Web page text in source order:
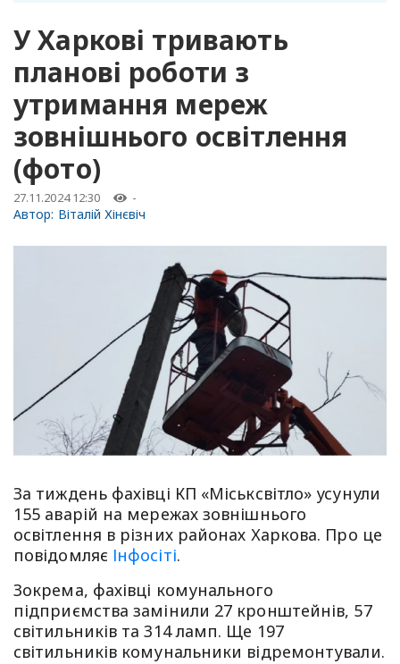
У Харкові тривають
планові роботи з
утримання мереж
зовнішнього освітлення
(фото)
27.11.2024 12:30 -
Автор: Віталій Хінєвіч
За тиждень фахівці КП «Міськсвітло» усунули
155 аварій на мережах зовнішнього
освітлення в різних районах Харкова. Про це
повідомляє Інфосіті.
Зокрема, фахівці комунального
підприємства замінили 27 кронштейнів, 57
світильників та 314 ламп. Ще 197
світильників комунальники відремонтували.